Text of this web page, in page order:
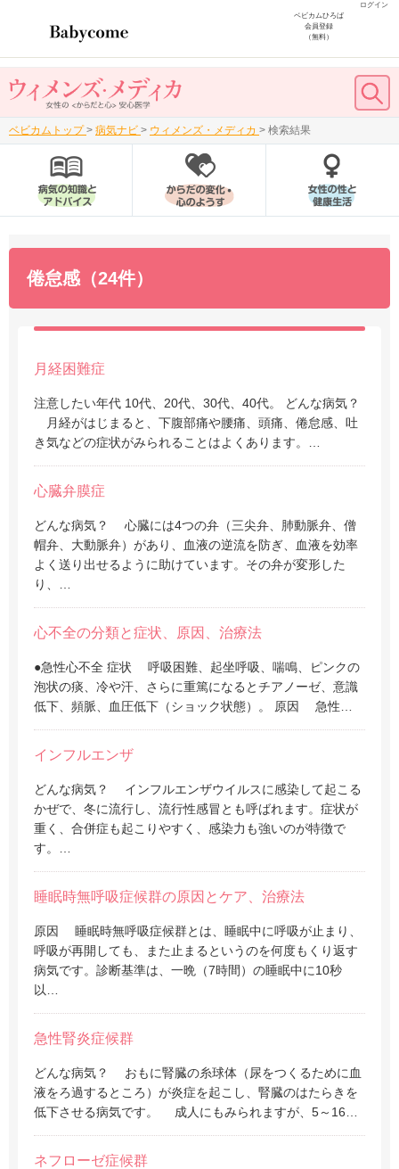
ログイン
ベビカムひろば
会員登録
（無料）
ベビカムトップ > 病気ナビ > ウィメンズ・メディカ > 検索結果
倦怠感（24件）
月経困難症
注意したい年代 10代、20代、30代、40代。 どんな病気？
月経がはじまると、下腹部痛や腰痛、頭痛、倦怠感、吐
き気などの症状がみられることはよくあります。…
心臓弁膜症
どんな病気？ 心臓には4つの弁（三尖弁、肺動脈弁、僧
帽弁、大動脈弁）があり、血液の逆流を防ぎ、血液を効率
よく送り出せるように助けています。その弁が変形した
り、…
心不全の分類と症状、原因、治療法
●急性心不全 症状 呼吸困難、起坐呼吸、喘鳴、ピンクの
泡状の痰、冷や汗、さらに重篤になるとチアノーゼ、意識
低下、頻脈、血圧低下（ショック状態）。 原因 急性…
インフルエンザ
どんな病気？ インフルエンザウイルスに感染して起こる
かぜで、冬に流行し、流行性感冒とも呼ばれます。症状が
重く、合併症も起こりやすく、感染力も強いのが特徴で
す。…
睡眠時無呼吸症候群の原因とケア、治療法
原因 睡眠時無呼吸症候群とは、睡眠中に呼吸が止まり、
呼吸が再開しても、また止まるというのを何度もくり返す
病気です。診断基準は、一晩（7時間）の睡眠中に10秒
以…
急性腎炎症候群
どんな病気？ おもに腎臓の糸球体（尿をつくるために血
液をろ過するところ）が炎症を起こし、腎臓のはたらきを
低下させる病気です。 成人にもみられますが、5～16…
ネフローゼ症候群